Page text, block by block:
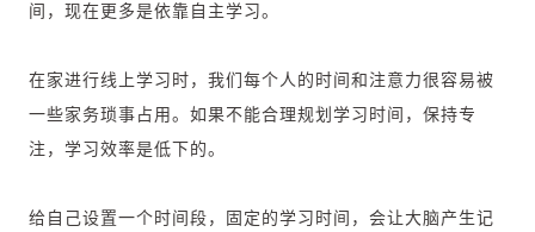
间，现在更多是依靠自主学习。
在家进行线上学习时，我们每个人的时间和注意力很容易被
一些家务琐事占用。如果不能合理规划学习时间，保持专
注，学习效率是低下的。
给自己设置一个时间段，固定的学习时间，会让大脑产生记